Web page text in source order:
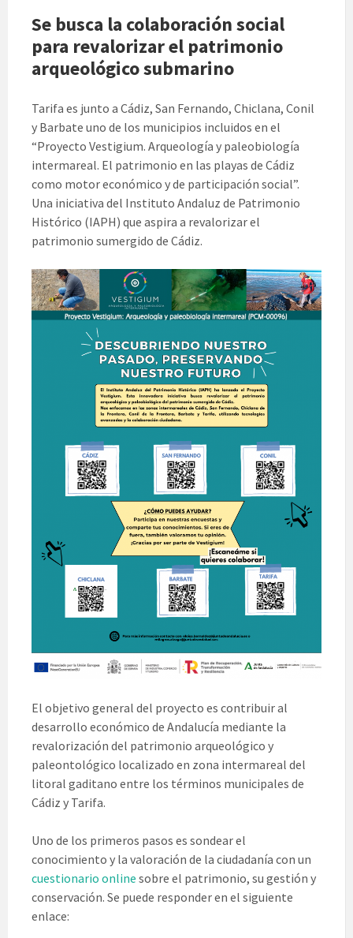
Se busca la colaboración social
para revalorizar el patrimonio
arqueológico submarino
Tarifa es junto a Cádiz, San Fernando, Chiclana, Conil
y Barbate uno de los municipios incluidos en el
“Proyecto Vestigium. Arqueología y paleobiología
intermareal. El patrimonio en las playas de Cádiz
como motor económico y de participación social”.
Una iniciativa del Instituto Andaluz de Patrimonio
Histórico (IAPH) que aspira a revalorizar el
patrimonio sumergido de Cádiz.
El objetivo general del proyecto es contribuir al
desarrollo económico de Andalucía mediante la
revalorización del patrimonio arqueológico y
paleontológico localizado en zona intermareal del
litoral gaditano entre los términos municipales de
Cádiz y Tarifa.
Uno de los primeros pasos es sondear el
conocimiento y la valoración de la ciudadanía con un
cuestionario online sobre el patrimonio, su gestión y
conservación. Se puede responder en el siguiente
enlace: